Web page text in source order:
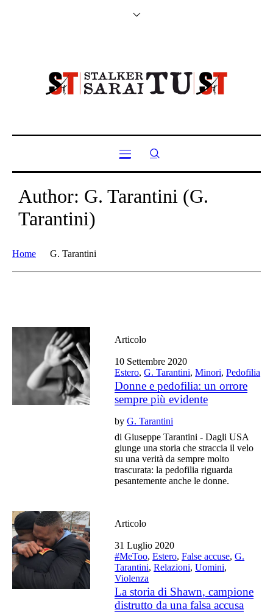
Author: G. Tarantini (G.
Tarantini)
Home G. Tarantini
Articolo
10 Settembre 2020
Estero,G. Tarantini,Minori,Pedofilia
Donne e pedofilia: un orrore
sempre più evidente
byG. Tarantini
di Giuseppe Tarantini - Dagli USA
giunge una storia che straccia il velo
su una verità da sempre molto
trascurata: la pedofilia riguarda
pesantemente anche le donne.
Articolo
31 Luglio 2020
#MeToo,Estero,False accuse,G.
Tarantini,Relazioni,Uomini,
Violenza
La storia di Shawn, campione
distrutto da una falsa accusa